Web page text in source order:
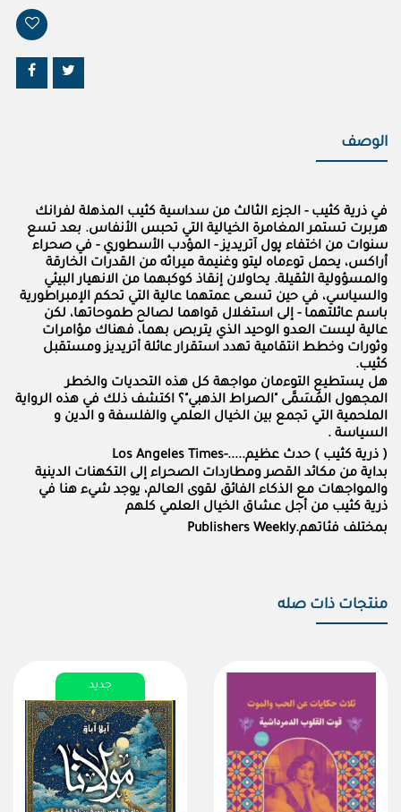
الوصف
في ذرية كثيب - الجزء الثالث من سداسية كثيب المذهلة لفرانك
هربرت تستمر المغامرة الخيالية التي تحبس الأنفاس. بعد تسع
سنوات من اختفاء پول آتريديز - المؤدب الأسطوري - في صحراء
أراكس، يحمل توءماه ليتو وغنيمة ميراثه من القدرات الخارقة
والمسؤولية الثقيلة. يحاولان إنقاذ كوكبهما من الانهيار البيئي
والسياسي، في حين تسعى عمتهما عالية التي تحكم الإمبراطورية
باسم عائلتهما - إلى استغلال قواهما لصالح طموحاتها، لكن
عالية ليست العدو الوحيد الذي يتربص بهما، فهناك مؤامرات
وثورات وخطط انتقامية تهدد استقرار عائلة أتريديز ومستقبل
كثيب.
هل يستطيع التوءمان مواجهة كل هذه التحديات والخطر
المجهول المُسَمَّى "الصراط الذهبي"؟ اكتشف ذلك في هذه الرواية
الملحمية التي تجمع بين الخيال العلمي والفلسفة و الدين و
السياسة .
( ذرية كثيب ) حدث عظيم.....-Los Angeles Times
بداية من مكائد القصر ومطاردات الصحراء إلى التكهنات الدينية
والمواجهات مع الذكاء الفائق لقوى العالم، يوجد شيء هنا في
ذرية كثيب من أجل عشاق الخيال العلمي كلهم
بمختلف فئاتهم.Publishers Weekly
منتجات ذات صله
جديد